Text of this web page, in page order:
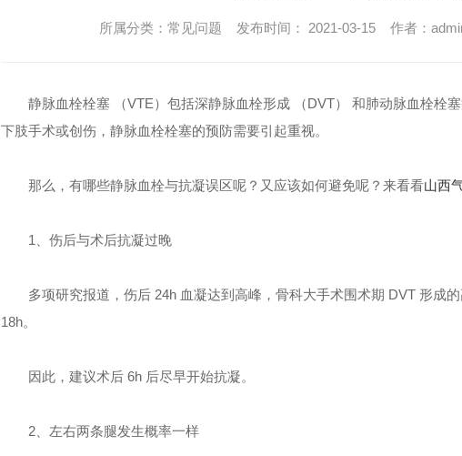
所属分类：常见问题 发布时间： 2021-03-15 作者：
静脉血栓栓塞 （VTE）包括深静脉血栓形成 （DVT） 和肺动脉血栓栓
下肢手术或创伤，静脉血栓栓塞的预防需要引起重视。
那么，有哪些静脉血栓与抗凝误区呢？又应该如何避免呢？来看看山西
1、伤后与术后抗凝过晚
多项研究报道，伤后 24h 血凝达到高峰，骨科大手术围术期 DVT 形成
18h。
因此，建议术后 6h 后尽早开始抗凝。
2、 左右两条腿发生概率一样